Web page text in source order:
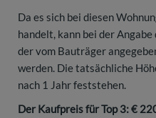
Da es sich bei diesen
handelt, kann bei der
der vom Bauträger
werden. Die tatsächliche
nach 1 Jahr feststehen.
Der Kaufpreis für Top 3: €